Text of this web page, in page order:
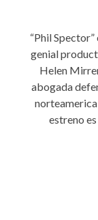
“Phil
genial
Helen
abogada
estreno